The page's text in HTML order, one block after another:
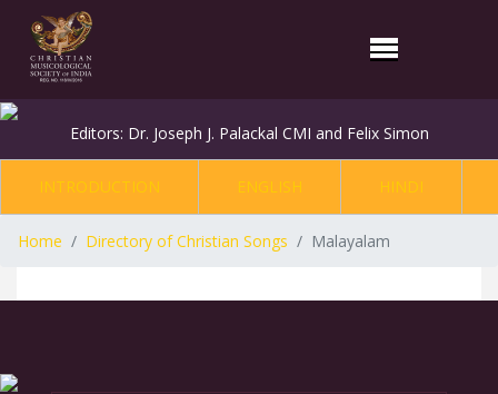
Editors: Dr. Joseph J. Palackal CMI and Felix Simon
INTRODUCTION ENGLISH HINDI
Home Directory of Christian Songs Malayalam